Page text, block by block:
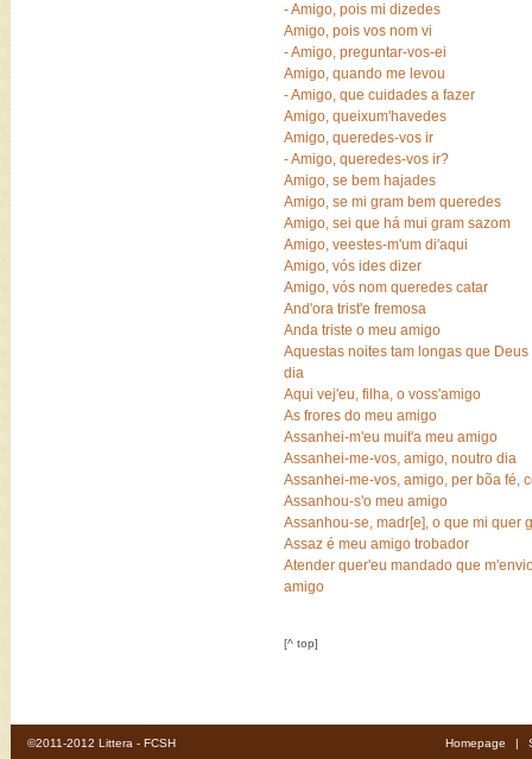
- Amigo, pois mi dizedes
Amigo, pois vos nom vi
- Amigo, preguntar-vos-ei
Amigo, quando me levou
- Amigo, que cuidades a fazer
Amigo, queixum'havedes
Amigo, queredes-vos ir
- Amigo, queredes-vos ir?
Amigo, se bem hajades
Amigo, se mi gram bem queredes
Amigo, sei que há mui gram sazom
Amigo, veestes-m'um di'aqui
Amigo, vós ides dizer
Amigo, vós nom queredes catar
And'ora trist'e fremosa
Anda triste o meu amigo
Aquestas noites tam longas que Deus
dia
Aqui vej'eu, filha, o voss'amigo
As frores do meu amigo
Assanhei-m'eu muit'a meu amigo
Assanhei-me-vos, amigo, noutro dia
Assanhei-me-vos, amigo, per bõa fé,
Assanhou-s'o meu amigo
Assanhou-se, madr[e], o que mi quer
Assaz é meu amigo trobador
Atender quer'eu mandado que
amigo
[^ top]
©2011-2012 Littera - FCSH Homepage |